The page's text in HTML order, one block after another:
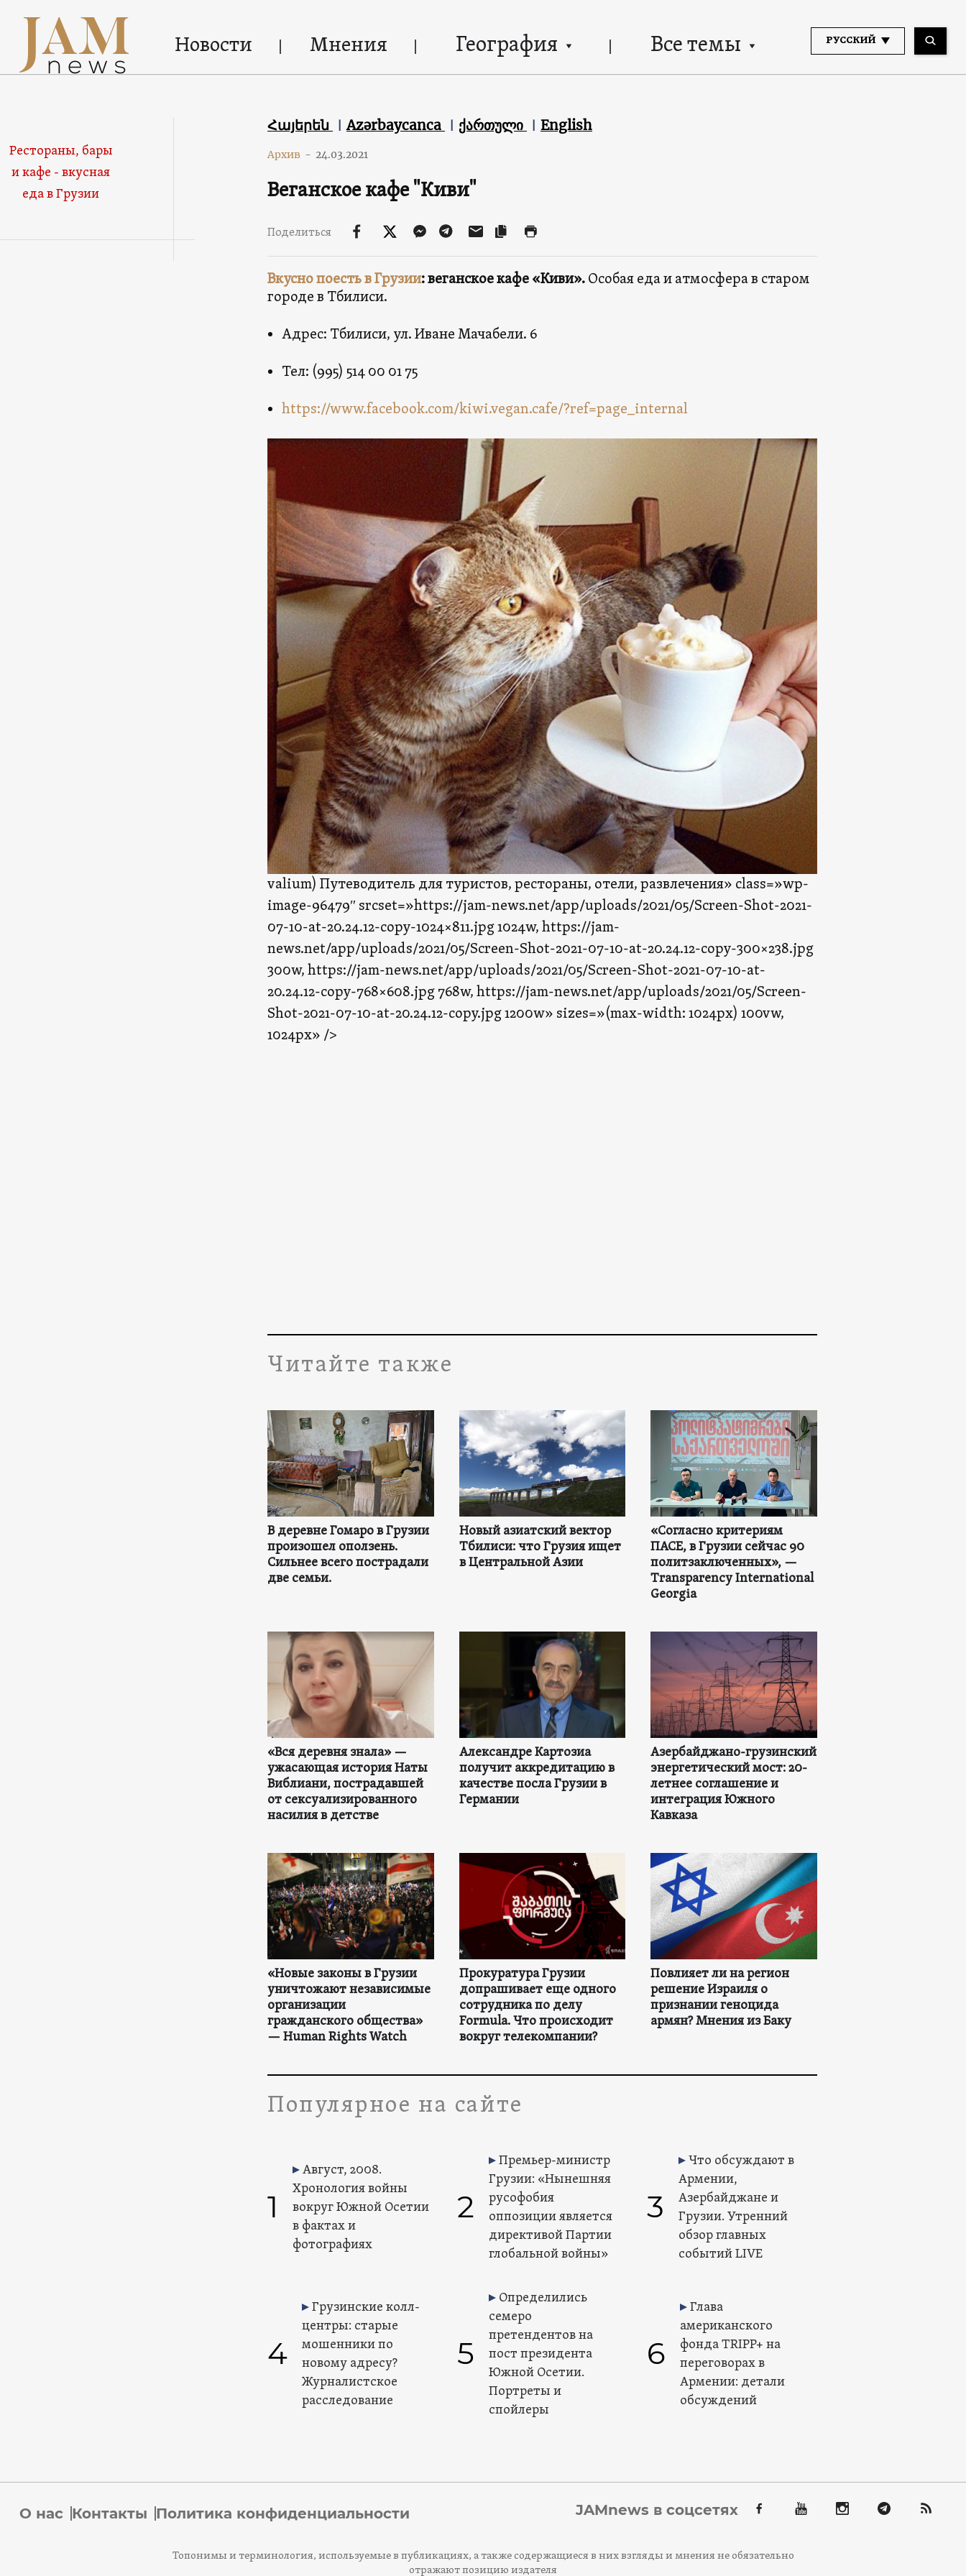
Новости Мнения География Все темы РУССКИЙ
Рестораны, бары
и кафе - вкусная
еда в Грузии
Հայերեն Azərbaycanca ქართული English
Архив - 24.03.2021
Веганское кафе "Киви"
Поделиться
Вкусно поесть в Грузии: веганское кафе «Киви».Особая еда и атмосфера в старом
городе в Тбилиси.
Адрес: Тбилиси, ул. Иване Мачабели. 6
Тел: (995) 514 00 01 75
https://www.facebook.com/kiwi.vegan.cafe/?ref=page_internal
valium) Путеводитель для туристов, рестораны, отели, развлечения» class=»wp-
image-96479″ srcset=»https://jam-news.net/app/uploads/2021/05/Screen-Shot-2021-
07-10-at-20.24.12-copy-1024×811.jpg 1024w, https://jam-
news.net/app/uploads/2021/05/Screen-Shot-2021-07-10-at-20.24.12-copy-300×238.jpg
300w, https://jam-news.net/app/uploads/2021/05/Screen-Shot-2021-07-10-at-
20.24.12-copy-768×608.jpg 768w, https://jam-news.net/app/uploads/2021/05/Screen-
Shot-2021-07-10-at-20.24.12-copy.jpg 1200w» sizes=»(max-width: 1024px) 100vw,
1024px» />
Читайте также
В деревне Гомаро в Грузии
произошел оползень.
Сильнее всего пострадали
две семьи.
Новый азиатский вектор
Тбилиси: что Грузия ищет
в Центральной Азии
«Согласно критериям
ПАСЕ, в Грузии сейчас 90
политзаключенных», —
Transparency International
Georgia
«Вся деревня знала» —
ужасающая история Наты
Виблиани, пострадавшей
от сексуализированного
насилия в детстве
Александре Картозиа
получит аккредитацию в
качестве посла Грузии в
Германии
Азербайджано-грузинский
энергетический мост: 20-
летнее соглашение и
интеграция Южного
Кавказа
«Новые законы в Грузии
уничтожают независимые
организации
гражданского общества»
— Human Rights Watch
Прокуратура Грузии
допрашивает еще одного
сотрудника по делу
Formula. Что происходит
вокруг телекомпании?
Повлияет ли на регион
решение Израиля о
признании геноцида
армян? Мнения из Баку
Популярное на сайте
1
Август, 2008.
Хронология войны
вокруг Южной Осетии
в фактах и
фотографиях
2
Премьер-министр
Грузии: «Нынешняя
русофобия
оппозиции является
директивой Партии
глобальной войны»
3
Что обсуждают в
Армении,
Азербайджане и
Грузии. Утренний
обзор главных
событий LIVE
4
Грузинские колл-
центры: старые
мошенники по
новому адресу?
Журналистское
расследование
5
Определились
семеро
претендентов на
пост президента
Южной Осетии.
Портреты и
спойлеры
6
Глава
американского
фонда TRIPP+ на
переговорах в
Армении: детали
обсуждений
О нас Контакты Политика конфиденциальности JAMnews в соцсетях
Топонимы и терминология, используемые в публикациях, а также содержащиеся в них взгляды и мнения не обязательно
отражают позицию издателя